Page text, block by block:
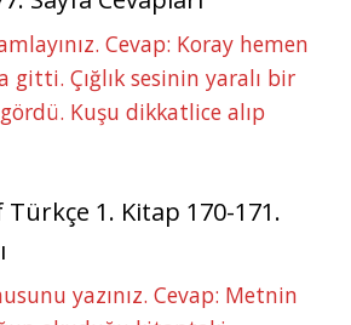
Cevap: Koray hemen
gitti. Çığlık sesinin yaralı bir
Kuşu dikkatlice alıp
Türkçe 1. Kitap 170-171.
yazınız. Cevap: Metnin